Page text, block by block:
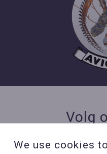
Volg
We use cookies